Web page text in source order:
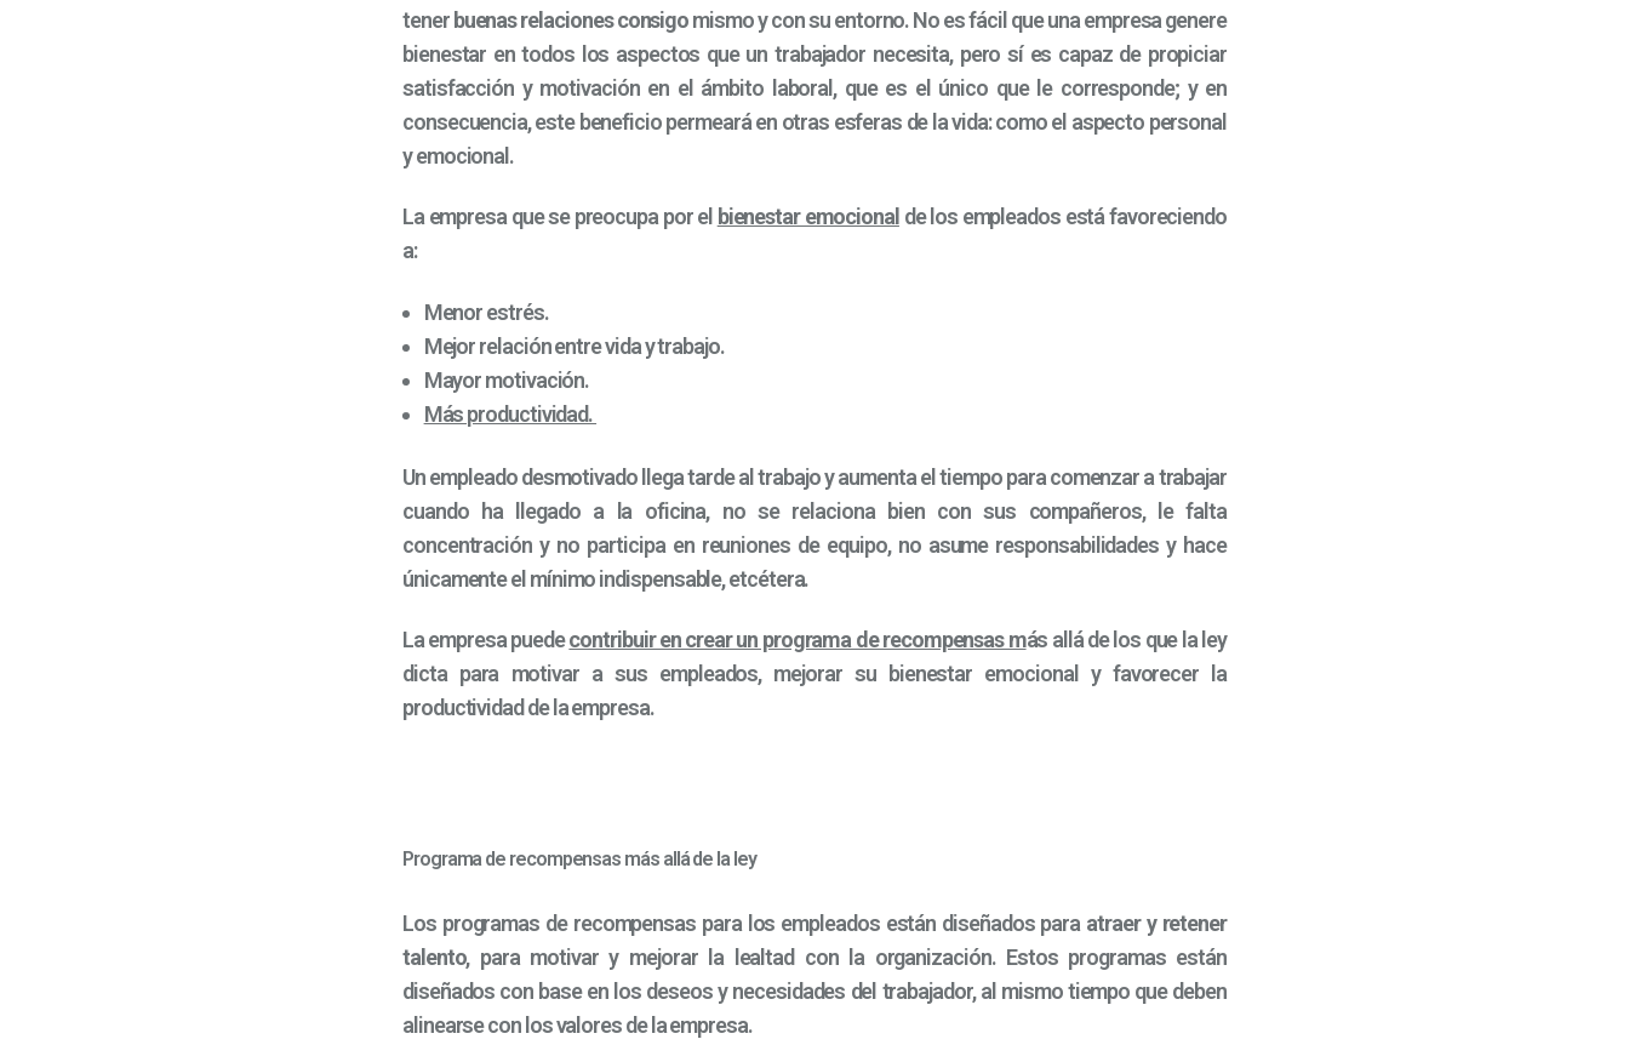
tenerbuenas relaciones consigomismo y con su entorno. No es fácil que una empresa genere
bienestar en todos los aspectos que un trabajador necesita, pero sí es capaz de propiciar
satisfacción y motivación en el ámbito laboral, que es el único que le corresponde; y en
consecuencia, este beneficio permeará en otras esferas de la vida: como el aspecto personal
y emocional.
La empresa que se preocupa por el bienestar emocional de los empleados está favoreciendo
a:
Menor estrés.
Mejor relación entre vida y trabajo.
Mayor motivación.
Más productividad.
Un empleado desmotivado llega tarde al trabajo y aumenta el tiempo para comenzar a trabajar
cuando ha llegado a la oficina, no se relaciona bien con sus compañeros, le falta
concentración y no participa en reuniones de equipo, no asume responsabilidades y hace
únicamente el mínimo indispensable, etcétera.
La empresa puedecontribuir en crear un programa de recompensas más allá de los que la ley
dicta para motivar a sus empleados, mejorar su bienestar emocional y favorecer la
productividad de la empresa.
Programa de recompensas más allá de la ley
Los programas de recompensas para los empleados están diseñados para atraer y retener
talento, para motivar y mejorar la lealtad con la organización. Estos programas están
diseñados con base en los deseos y necesidades del trabajador, al mismo tiempo que deben
alinearse con los valores de la empresa.